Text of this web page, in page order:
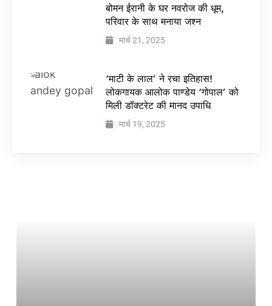
बोमन ईरानी के घर नवरोज की धूम,
परिवार के साथ मनाया जश्न
मार्च 21, 2025
‘माटी के लाल’ ने रचा इतिहास!
लोकगायक आलोक पाण्डेय ‘गोपाल’ को
मिली डॉक्टरेट की मानद उपाधि
मार्च 19, 2025